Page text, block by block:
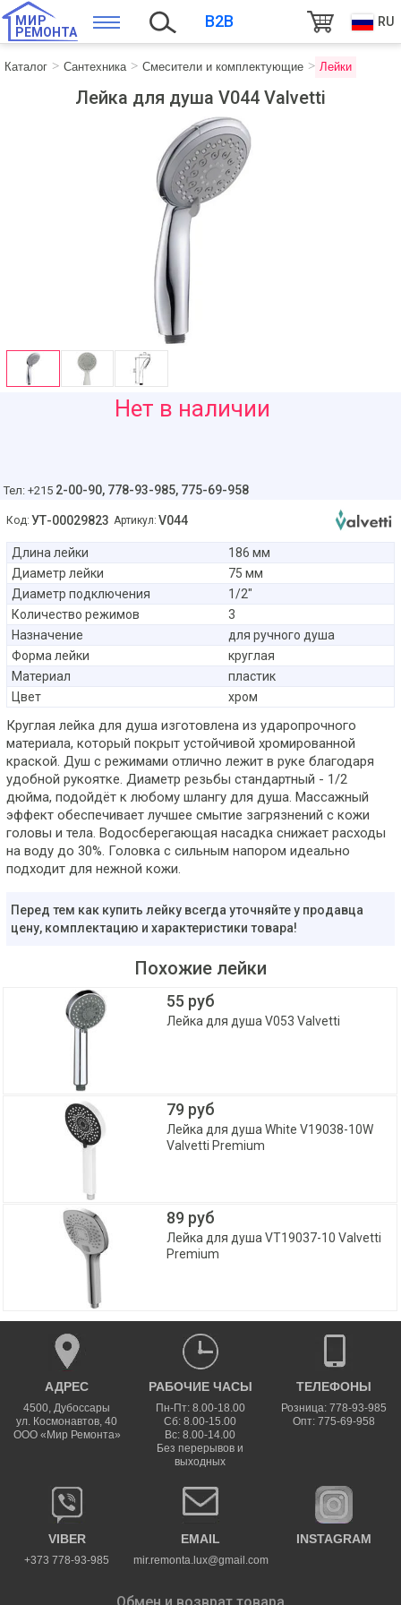
МИР
РЕМОНТА
B2B RU
Каталог Сантехника Смесители и комплектующие Лейки
Лейка для душа V044 Valvetti
Нет в наличии
Тел: +215 2-00-90, 778-93-985, 775-69-958
Код: УТ-00029823 Артикул: V044
Длина лейки
186 мм
Диаметр лейки
75 мм
Диаметр подключения
1/2"
Количество режимов
3
Назначение
для ручного душа
Форма лейки
круглая
Материал
пластик
Цвет
хром
Круглая лейка для душа изготовлена из ударопрочного
материала, который покрыт устойчивой хромированной
краской. Душ с режимами отлично лежит в руке благодаря
удобной рукоятке. Диаметр резьбы стандартный - 1/2
дюйма, подойдёт к любому шлангу для душа. Массажный
эффект обеспечивает лучшее смытие загрязнений с кожи
головы и тела. Водосберегающая насадка снижает расходы
на воду до 30%. Головка с сильным напором идеально
подходит для нежной кожи.
Перед тем как купить лейку всегда уточняйте у продавца
цену, комплектацию и характеристики товара!
Похожие лейки
55 руб
Лейка для душа V053 Valvetti
79 руб
Лейка для душа White V19038-10W
Valvetti Premium
89 руб
Лейка для душа VT19037-10 Valvetti
Premium
АДРЕС
4500,Дубоссары
ул. Космонавтов, 40
ООО «Мир Ремонта»
РАБОЧИЕ ЧАСЫ
Пн-Пт: 8.00-18.00
Сб: 8.00-15.00
Вс: 8.00-14.00
Без перерывов и
выходных
ТЕЛЕФОНЫ
Розница: 778-93-985
Опт: 775-69-958
VIBER
+373 778-93-985
EMAIL
mir.remonta.lux@gmail.com
INSTAGRAM